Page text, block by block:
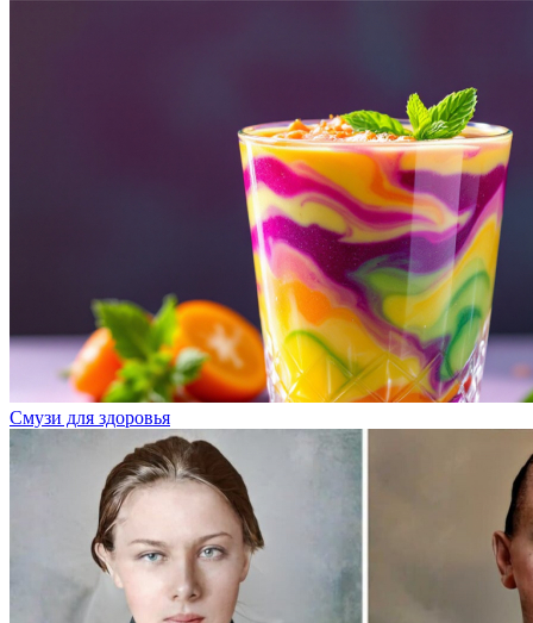
Смузи для здоровья